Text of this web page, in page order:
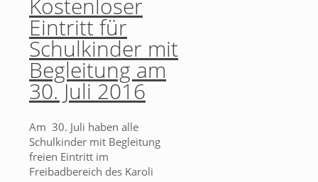
Kostenloser
Eintritt für
Schulkinder mit
Begleitung am
30. Juli 2016
Am 30. Juli haben alle
Schulkinder mit Begleitung
freien Eintritt im
Freibadbereich des Karoli